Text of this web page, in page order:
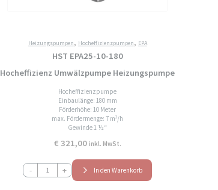
Heizungspumpen, Hocheffizienzpumpen, EPA
HST EPA25-10-180
Hocheffizienz Umwälzpumpe Heizungspumpe
Hocheffizienzpumpe
Einbaulänge: 180 mm
Förderhöhe: 10 Meter
max. Fördermenge: 7 m³/h
Gewinde 1 ½“
€ 321,00 inkl. MwSt.
-
HST
EPA25-
+ In den Warenkorb